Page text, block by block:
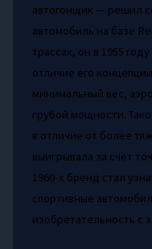
автогонщик — решил
автомобиль на базе
трассах, он в 1955
отличие его
минимальный вес,
грубой мощности.
в отличие от более
выигрывала за счет
1960-х бренд стал
спортивные
изобретательность с